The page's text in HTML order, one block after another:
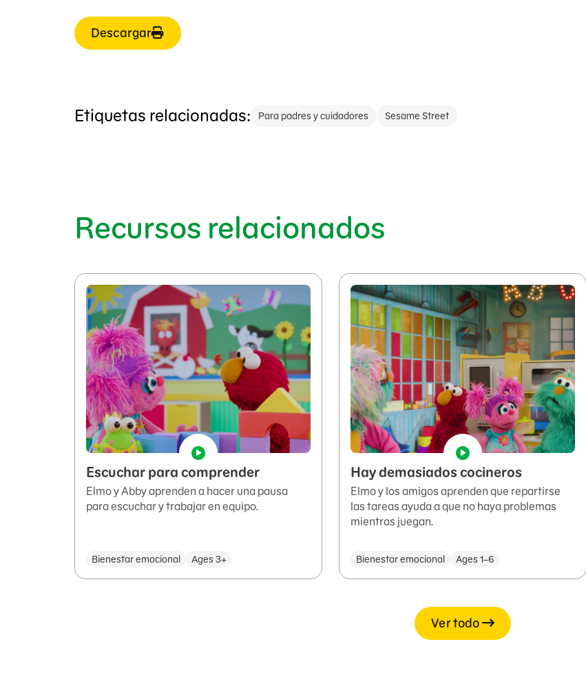
Descargar
Etiquetas relacionadas: Para padres y cuidadores Sesame Street
Recursos relacionados
Escuchar para comprender
Elmo y Abby aprenden a hacer una pausa
para escuchar y trabajar en equipo.
Bienestar emocional Ages 3+
Hay demasiados cocineros
Elmo y los amigos aprenden que repartirse
las tareas ayuda a que no haya problemas
mientras juegan.
Bienestar emocional Ages 1–6
Ver todo